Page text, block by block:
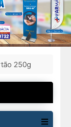
250g